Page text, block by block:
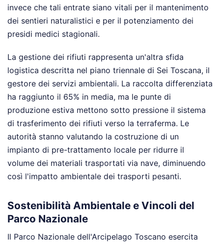
invece che tali entrate siano vitali per il mantenimento
dei sentieri naturalistici e per il potenziamento dei
presidi medici stagionali.
La gestione dei rifiuti rappresenta un'altra sfida
logistica descritta nel piano triennale di Sei Toscana, il
gestore dei servizi ambientali. La raccolta differenziata
ha raggiunto il 65% in media, ma le punte di
produzione estiva mettono sotto pressione il sistema
di trasferimento dei rifiuti verso la terraferma. Le
autorità stanno valutando la costruzione di un
impianto di pre-trattamento locale per ridurre il
volume dei materiali trasportati via nave, diminuendo
così l'impatto ambientale dei trasporti pesanti.
Sostenibilità Ambientale e Vincoli del
Parco Nazionale
Il Parco Nazionale dell'Arcipelago Toscano esercita